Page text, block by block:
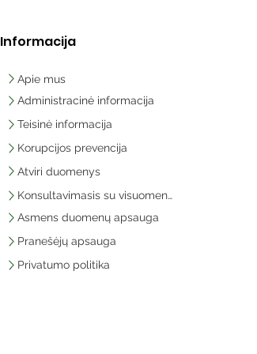
Informacija
Apie mus
Administracinė informacija
Teisinė informacija
Korupcijos prevencija
Atviri duomenys
Konsultavimasis su visuomene
Asmens duomenų apsauga
Pranešėjų apsauga
Privatumo politika